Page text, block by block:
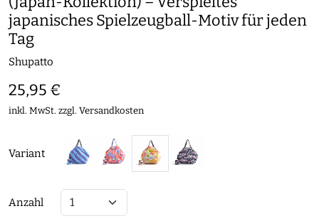
japanisches Spielzeugball-Motiv für jeden
Tag
Shupatto
25,95 €
inkl. MwSt. zzgl. Versandkosten
Variant
Anzahl